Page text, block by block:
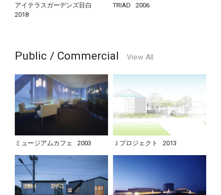
アイテラスガーデンズ目白
2018
TRIAD 2006
Public / Commercial View All
ミュージアムカフェ 2003 Ｊプロジェクト 2013